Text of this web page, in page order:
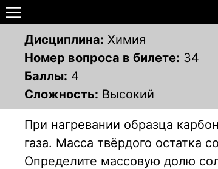
Дисциплина: Химия
Номер вопроса в билете: 34
Баллы: 4
Сложность: Высокий
При нагревании образца
газа. Масса твёрдого остатка
Определите массовую долю